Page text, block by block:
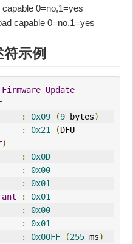
0=no,1=yes
capable 0=no,1=yes
示例
Firmware Update
----
: 0x09 (9 bytes)
: 0x21 (
DFU
)
:
0x0D
:
0x00
:
0x01
:
0x01
:
0x00
:
0x01
: 0x00FF (255 ms)